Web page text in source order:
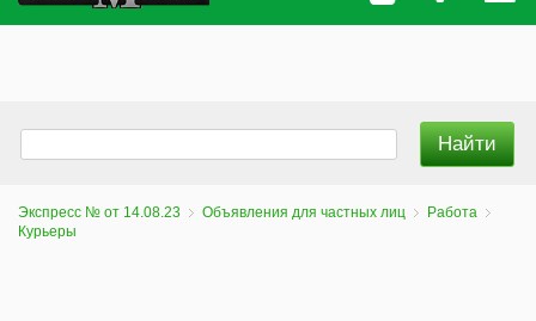
Экспресс № от 14.08.23 Объявления для частных лиц
Работа
Курьеры